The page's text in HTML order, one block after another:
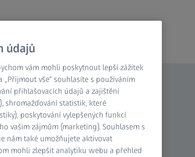
údajů
vám mohli poskytnout lepší zážitek
vše“ souhlasíte s používáním
přihlašovacích údajů a zajištění
shromažďování statistik, které
poskytování vylepšených funkcí
vašim zájmům (marketing). Souhlasem s
nám také umožňujete aktivovat
mohli zlepšit analytiku webu a přehled